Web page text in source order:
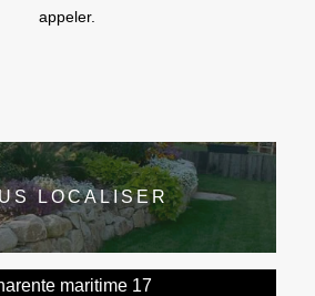
appeler.
LOCALISER
maritime 17